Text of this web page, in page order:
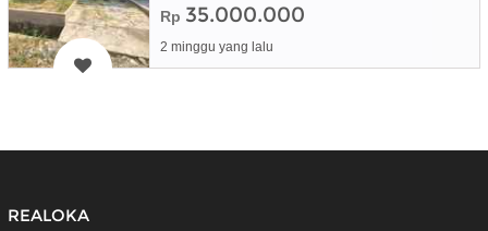
Rp 35.000.000
2 minggu yang lalu
REALOKA